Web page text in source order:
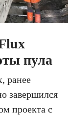
пула
ранее
завершился
проекта с